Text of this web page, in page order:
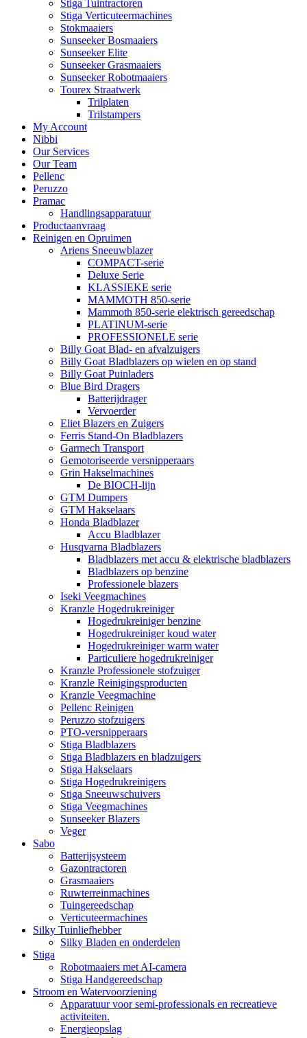
Stiga Tuintractoren
Stiga Verticuteermachines
Stokmaaiers
Sunseeker Bosmaaiers
Sunseeker Elite
Sunseeker Grasmaaiers
Sunseeker Robotmaaiers
Tourex Straatwerk
Trilplaten
Trilstampers
My Account
Nibbi
Our Services
Our Team
Pellenc
Peruzzo
Pramac
Handlingsapparatuur
Productaanvraag
Reinigen en Opruimen
Ariens Sneeuwblazer
COMPACT-serie
Deluxe Serie
KLASSIEKE serie
MAMMOTH 850-serie
Mammoth 850-serie elektrisch gereedschap
PLATINUM-serie
PROFESSIONELE serie
Billy Goat Blad- en afvalzuigers
Billy Goat Bladblazers op wielen en op stand
Billy Goat Puinladers
Blue Bird Dragers
Batterijdrager
Vervoerder
Eliet Blazers en Zuigers
Ferris Stand-On Bladblazers
Garmech Transport
Gemotoriseerde versnipperaars
Grin Hakselmachines
De BIOCH-lijn
GTM Dumpers
GTM Hakselaars
Honda Bladblazer
Accu Bladblazer
Husqvarna Bladblazers
Bladblazers met accu & elektrische bladblazers
Bladblazers op benzine
Professionele blazers
Iseki Veegmachines
Kranzle Hogedrukreiniger
Hogedrukreiniger benzine
Hogedrukreiniger koud water
Hogedrukreiniger warm water
Particuliere hogedrukreiniger
Kranzle Professionele stofzuiger
Kranzle Reinigingsproducten
Kranzle Veegmachine
Pellenc Reinigen
Peruzzo stofzuigers
PTO-versnipperaars
Stiga Bladblazers
Stiga Bladblazers en bladzuigers
Stiga Hakselaars
Stiga Hogedrukreinigers
Stiga Sneeuwschuivers
Stiga Veegmachines
Sunseeker Blazers
Veger
Sabo
Batterijsysteem
Gazontractoren
Grasmaaiers
Ruwterreinmachines
Tuingereedschap
Verticuteermachines
Silky Tuinliefhebber
Silky Bladen en onderdelen
Stiga
Robotmaaiers met AI-camera
Stiga Handgereedschap
Stroom en Watervoorziening
Apparatuur voor semi-professionals en recreatieve
activiteiten.
Energieopslag